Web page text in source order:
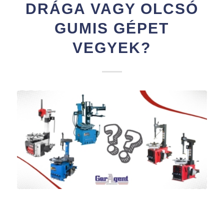
DRÁGA VAGY OLCSÓ
GUMIS GÉPET
VEGYEK?